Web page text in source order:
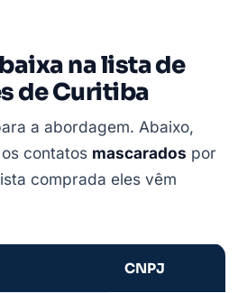
na lista de
de Curitiba
a abordagem. Abaixo,
contatos mascarados por
comprada eles vêm
CNPJ